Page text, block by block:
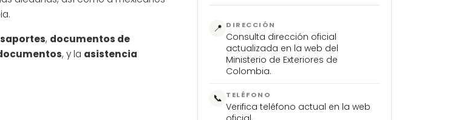
, documentos de
, y la asistencia
📍 DIRECCIÓN
Consulta dirección oficial
actualizada en la web del
Ministerio de Exteriores de
Colombia.
📞 TELÉFONO
Verifica teléfono actual en la web